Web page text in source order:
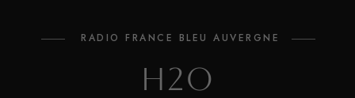
RADIO FRANCE BLEU AUVERGNE
H2O